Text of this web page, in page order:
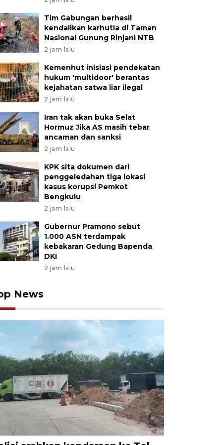
Tim Gabungan berhasil
kendalikan karhutla di Taman
Nasional Gunung Rinjani NTB
2 jam lalu
Kemenhut inisiasi pendekatan
hukum 'multidoor' berantas
kejahatan satwa liar ilegal
2 jam lalu
Iran tak akan buka Selat
Hormuz Jika AS masih tebar
ancaman dan sanksi
2 jam lalu
KPK sita dokumen dari
penggeledahan tiga lokasi
kasus korupsi Pemkot
Bengkulu
2 jam lalu
Gubernur Pramono sebut
1.000 ASN terdampak
kebakaran Gedung Bapenda
DKI
2 jam lalu
News